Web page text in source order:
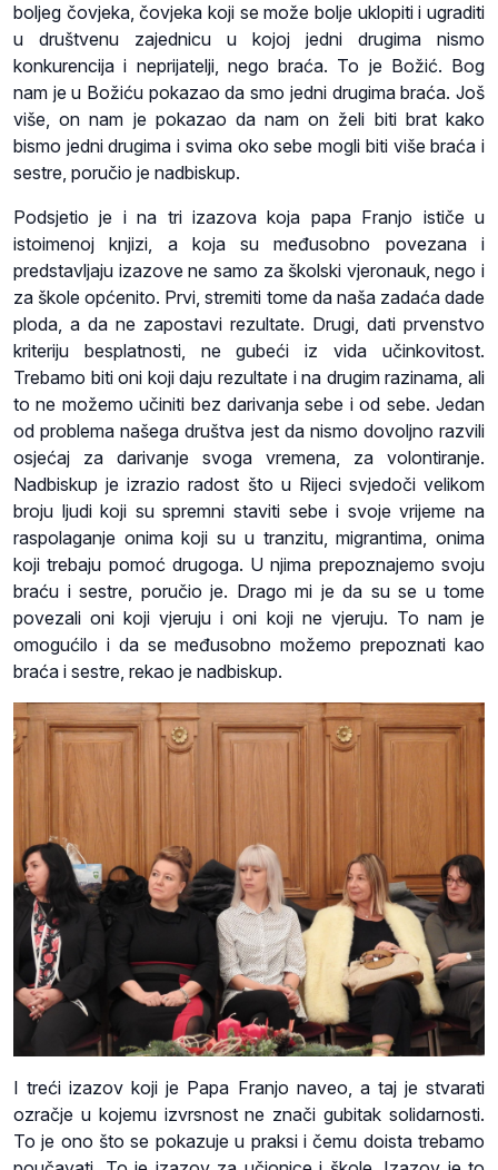
boljeg čovjeka, čovjeka koji se može bolje uklopiti i ugraditi
u društvenu zajednicu u kojoj jedni drugima nismo
konkurencija i neprijatelji, nego braća. To je Božić. Bog
nam je u Božiću pokazao da smo jedni drugima braća. Još
više, on nam je pokazao da nam on želi biti brat kako
bismo jedni drugima i svima oko sebe mogli biti više braća i
sestre, poručio je nadbiskup.
Podsjetio je i na tri izazova koja papa Franjo ističe u
istoimenoj knjizi, a koja su međusobno povezana i
predstavljaju izazove ne samo za školski vjeronauk, nego i
za škole općenito. Prvi, stremiti tome da naša zadaća dade
ploda, a da ne zapostavi rezultate. Drugi, dati prvenstvo
kriteriju besplatnosti, ne gubeći iz vida učinkovitost.
Trebamo biti oni koji daju rezultate i na drugim razinama, ali
to ne možemo učiniti bez darivanja sebe i od sebe. Jedan
od problema našega društva jest da nismo dovoljno razvili
osjećaj za darivanje svoga vremena, za volontiranje.
Nadbiskup je izrazio radost što u Rijeci svjedoči velikom
broju ljudi koji su spremni staviti sebe i svoje vrijeme na
raspolaganje onima koji su u tranzitu, migrantima, onima
koji trebaju pomoć drugoga. U njima prepoznajemo svoju
braću i sestre, poručio je. Drago mi je da su se u tome
povezali oni koji vjeruju i oni koji ne vjeruju. To nam je
omogućilo i da se međusobno možemo prepoznati kao
braća i sestre, rekao je nadbiskup.
I treći izazov koji je Papa Franjo naveo, a taj je stvarati
ozračje u kojemu izvrsnost ne znači gubitak solidarnosti.
To je ono što se pokazuje u praksi i čemu doista trebamo